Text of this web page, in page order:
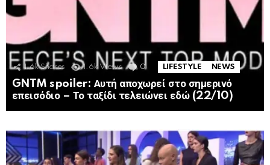
1.6k Shares 1.6k Views 0 Comments
LIFESTYLE NEWS
GNTM spoiler: Αυτή αποχωρεί στο σημερινό
επεισόδιο – Το ταξίδι τελειώνει εδώ (22/10)
MORE
STORIES